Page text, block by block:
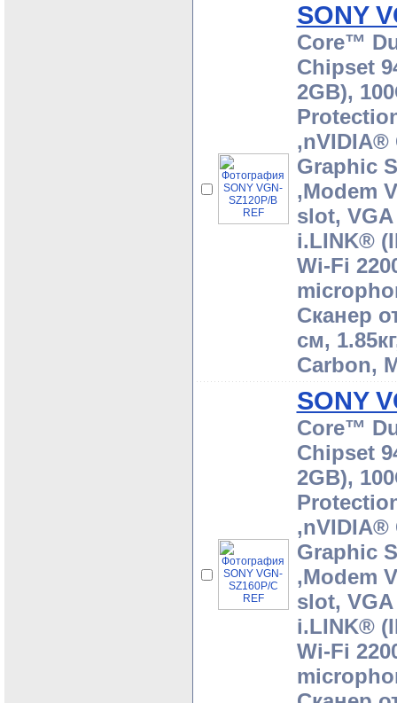
SONY
Core™
Chipset
2GB),
,nVIDIA®
Graphic
,Modem
slot,
i.LINK®
Wi-Fi
Сканер
cм,
Carbon,
SONY
Core™
Chipset
2GB),
,nVIDIA®
Graphic
,Modem
slot,
i.LINK®
Wi-Fi